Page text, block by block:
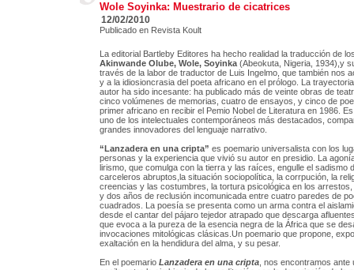
Wole Soyinka: Muestrario de cicatrices
12/02/2010
Publicado en Revista Koult
La editorial Bartleby Editores ha hecho realidad la traducción de
Akinwande Olube, Wole, Soyinka (Abeokuta, Nigeria, 1934),y
través de la labor de traductor de Luis Ingelmo, que también nos
y a la idiosioncrasia del poeta africano en el prólogo. La
autor ha sido incesante: ha publicado más de veinte obras de
cinco volúmenes de memorias, cuatro de ensayos, y cinco de
primer africano en recibir el Pemio Nobel de Literatura en 1986.
uno de los intelectuales contemporáneos más destacados,
grandes innovadores del lenguaje narrativo.
“Lanzadera en una cripta” es poemario universalista con los
personas y la experiencia que vivió su autor en presidio. La
lirismo, que comulga con la tierra y las raíces, engulle el sadismo
carceleros abruptos,la situación sociopolítica, la corrpución, la
creencias y las costumbres, la tortura psicológica en los
y dos años de reclusión incomunicada entre cuatro paredes de
cuadrados. La poesía se presenta como un arma contra el
desde el cantar del pájaro tejedor atrapado que descarga
que evoca a la pureza de la esencia negra de la África que se
invocaciones mitológicas clásicas.Un poemario que propone,
exaltación en la hendidura del alma, y su pesar.
En el poemario Lanzadera en una cripta, nos encontramos ante